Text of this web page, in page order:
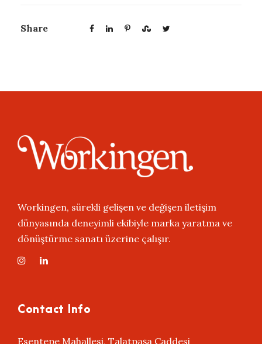
Share
Workingen, sürekli gelişen ve değişen iletişim
dünyasında deneyimli ekibiyle marka yaratma ve
dönüştürme sanatı üzerine çalışır.
Contact Info
Esentepe Mahallesi, Talatpaşa Caddesi